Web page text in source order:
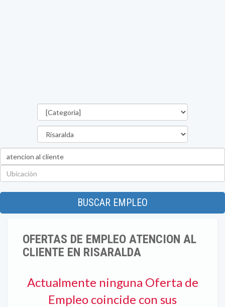
BUSCAR EMPLEO
OFERTAS DE EMPLEO ATENCION AL
CLIENTE EN RISARALDA
Actualmente ninguna Oferta de
Empleo coincide con sus